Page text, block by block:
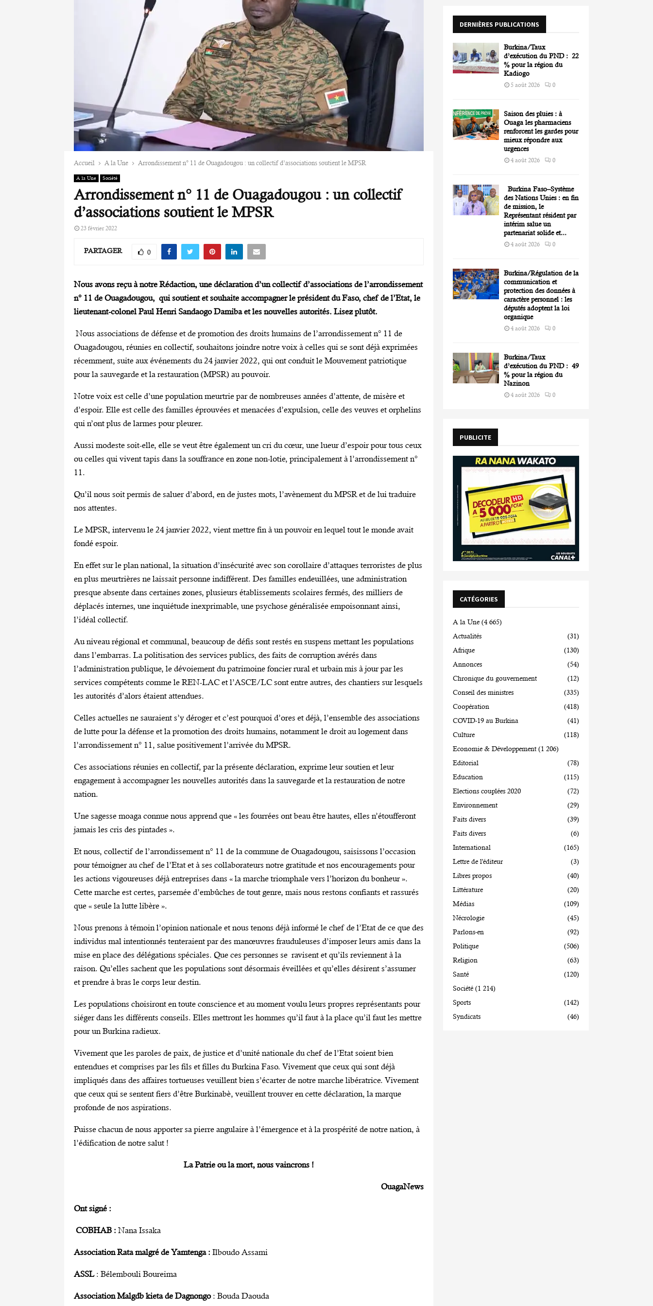
Accueil A la Une Arrondissement n° 11 de Ouagadougou : un collectif d’associations soutient le MPSR
A la Une Société
Arrondissement n° 11 de Ouagadougou : un collectif
d’associations soutient le MPSR
23 février 2022
PARTAGER 0
Nous avons reçu à notre Rédaction, une déclaration d’un collectif d’associations de l’arrondissement
n° 11 de Ouagadougou, qui soutient et souhaite accompagner le président du Faso, chef de l’Etat, le
lieutenant-colonel Paul Henri Sandaogo Damiba et les nouvelles autorités. Lisez plutôt.
Nous associations de défense et de promotion des droits humains de l’arrondissement n° 11 de
Ouagadougou, réunies en collectif, souhaitons joindre notre voix à celles qui se sont déjà exprimées
récemment, suite aux événements du 24 janvier 2022, qui ont conduit le Mouvement patriotique
pour la sauvegarde et la restauration (MPSR) au pouvoir.
Notre voix est celle d’une population meurtrie par de nombreuses années d’attente, de misère et
d’espoir. Elle est celle des familles éprouvées et menacées d’expulsion, celle des veuves et orphelins
qui n’ont plus de larmes pour pleurer.
Aussi modeste soit-elle, elle se veut être également un cri du cœur, une lueur d’espoir pour tous ceux
ou celles qui vivent tapis dans la souffrance en zone non-lotie, principalement à l’arrondissement n°
11.
Qu’il nous soit permis de saluer d’abord, en de justes mots, l’avènement du MPSR et de lui traduire
nos attentes.
Le MPSR, intervenu le 24 janvier 2022, vient mettre fin à un pouvoir en lequel tout le monde avait
fondé espoir.
En effet sur le plan national, la situation d’insécurité avec son corollaire d’attaques terroristes de plus
en plus meurtrières ne laissait personne indifférent. Des familles endeuillées, une administration
presque absente dans certaines zones, plusieurs établissements scolaires fermés, des milliers de
déplacés internes, une inquiétude inexprimable, une psychose généralisée empoisonnant ainsi,
l’idéal collectif.
Au niveau régional et communal, beaucoup de défis sont restés en suspens mettant les populations
dans l’embarras. La politisation des services publics, des faits de corruption avérés dans
l’administration publique, le dévoiement du patrimoine foncier rural et urbain mis à jour par les
services compétents comme le REN-LAC et l’ASCE/LC sont entre autres, des chantiers sur lesquels
les autorités d’alors étaient attendues.
Celles actuelles ne sauraient s’y déroger et c’est pourquoi d’ores et déjà, l’ensemble des associations
de lutte pour la défense et la promotion des droits humains, notamment le droit au logement dans
l’arrondissement n° 11, salue positivement l’arrivée du MPSR.
Ces associations réunies en collectif, par la présente déclaration, exprime leur soutien et leur
engagement à accompagner les nouvelles autorités dans la sauvegarde et la restauration de notre
nation.
Une sagesse moaga connue nous apprend que « les fourrées ont beau être hautes, elles n’étoufferont
jamais les cris des pintades ».
Et nous, collectif de l’arrondissement n° 11 de la commune de Ouagadougou, saisissons l’occasion
pour témoigner au chef de l’Etat et à ses collaborateurs notre gratitude et nos encouragements pour
les actions vigoureuses déjà entreprises dans « la marche triomphale vers l’horizon du bonheur ».
Cette marche est certes, parsemée d’embûches de tout genre, mais nous restons confiants et rassurés
que « seule la lutte libère ».
Nous prenons à témoin l’opinion nationale et nous tenons déjà informé le chef de l’Etat de ce que des
individus mal intentionnés tenteraient par des manœuvres frauduleuses d’imposer leurs amis dans la
mise en place des délégations spéciales. Que ces personnes se ravisent et qu’ils reviennent à la
raison. Qu’elles sachent que les populations sont désormais éveillées et qu’elles désirent s’assumer
et prendre à bras le corps leur destin.
Les populations choisiront en toute conscience et au moment voulu leurs propres représentants pour
siéger dans les différents conseils. Elles mettront les hommes qu’il faut à la place qu’il faut les mettre
pour un Burkina radieux.
Vivement que les paroles de paix, de justice et d’unité nationale du chef de l’Etat soient bien
entendues et comprises par les fils et filles du Burkina Faso. Vivement que ceux qui sont déjà
impliqués dans des affaires tortueuses veuillent bien s’écarter de notre marche libératrice. Vivement
que ceux qui se sentent fiers d’être Burkinabè, veuillent trouver en cette déclaration, la marque
profonde de nos aspirations.
Puisse chacun de nous apporter sa pierre angulaire à l’émergence et à la prospérité de notre nation, à
l’édification de notre salut !
La Patrie ou la mort, nous vaincrons !
OuagaNews
Ont signé :
COBHAB : Nana Issaka
Association Rata malgré de Yamtenga : Ilboudo Assami
ASSL: Bélembouli Boureima
Association Malgdb kieta de Dagnongo: Bouda Daouda
r
H
DERNIÈRES PUBLICATIONS
Burkina/Taux
d’exécution du PND : 22
% pour la région du
Kadiogo
5 août 2026 0
Saison des pluies : à
Ouaga les pharmaciens
renforcent les gardes pour
mieux répondre aux
urgences
4 août 2026 0
Burkina Faso–Système
des Nations Unies : en fin
de mission, le
Représentant résident par
intérim salue un
partenariat solide et...
4 août 2026 0
Burkina/Régulation de la
communication et
protection des données à
caractère personnel : les
députés adoptent la loi
organique
4 août 2026 0
Burkina/Taux
d’exécution du PND : 49
% pour la région du
Nazinon
4 août 2026 0
PUBLICITE
CATÉGORIES
A la Une (4 665)
Actualités
(31)
Afrique
(130)
Annonces
(54)
Chronique du gouvernement
(12)
Conseil des ministres
(335)
Coopération
(418)
COVID-19 au Burkina
(41)
Culture
(118)
Economie & Développement (1 206)
Editorial
(78)
Education
(115)
Elections couplées 2020
(72)
Environnement
(29)
Faits divers
(39)
Faits divers
(6)
International
(165)
Lettre de l'éditeur
(3)
Libres propos
(40)
Littérature
(20)
Médias
(109)
Nécrologie
(45)
Parlons-en
(92)
Politique
(506)
Religion
(63)
Santé
(120)
Société (1 214)
Sports
(142)
Syndicats
(46)